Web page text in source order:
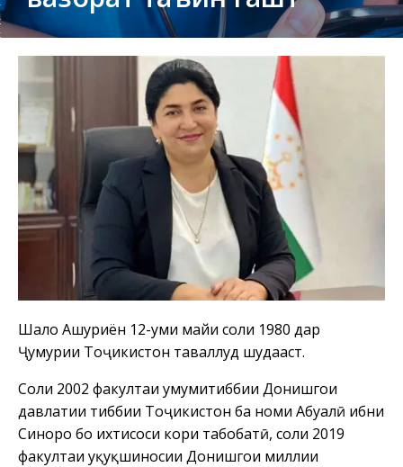
Шаҳло Ашуриён 12-уми майи соли 1980 дар
Ҷумҳурии Тоҷикистон таваллуд шудааст.
Соли 2002 факултаи умумитиббии Донишгоҳи
давлатии тиббии Тоҷикистон ба номи Абуалӣ ибни
Синоро бо ихтисоси кори табобатӣ, соли 2019
факултаи ҳуқуқшиносии Донишгоҳи миллии